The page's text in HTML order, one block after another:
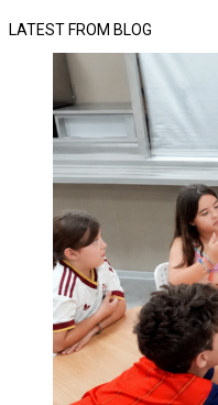
LATEST FROM BLOG